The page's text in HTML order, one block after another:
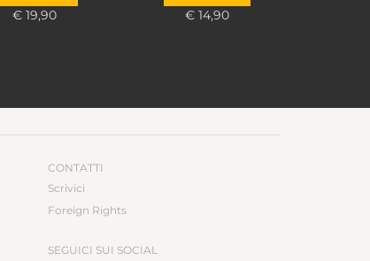
€ 19,90 € 14,90
CONTATTI
Scrivici
Foreign Rights
SEGUICI SUI SOCIAL